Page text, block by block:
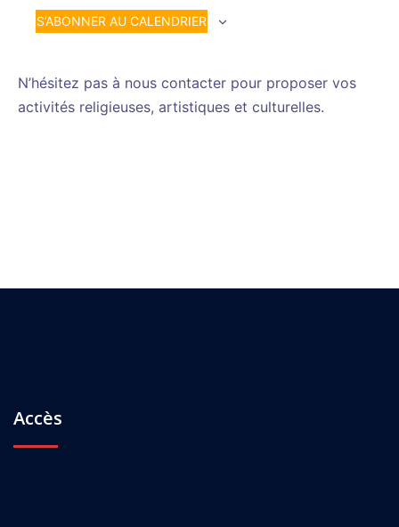
S’ABONNER AU CALENDRIER
N’hésitez pas à nous contacter pour proposer vos
activités religieuses, artistiques et culturelles.
Accès